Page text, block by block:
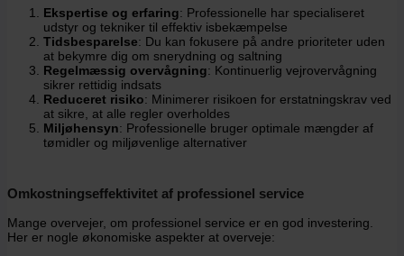
Ekspertise og erfaring: Professionelle har specialiseret
udstyr og tekniker til effektiv isbekæmpelse
Tidsbesparelse: Du kan fokusere på andre prioriteter uden
at bekymre dig om snerydning og saltning
Regelmæssig overvågning: Kontinuerlig vejrovervågning
sikrer rettidig indsats
Reduceret risiko: Minimerer risikoen for erstatningskrav ved
at sikre, at alle regler overholdes
Miljøhensyn: Professionelle bruger optimale mængder af
tømidler og miljøvenlige alternativer
Omkostningseffektivitet af professionel service
Mange overvejer, om professionel service er en god investering.
Her er nogle økonomiske aspekter at overveje: